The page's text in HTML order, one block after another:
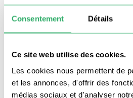
Consentement Détails
Ce site web utilise des cookies.
Les cookies nous permettent de
et les annonces, d'offrir des
médias sociaux et d'analyser
Document joint
Message